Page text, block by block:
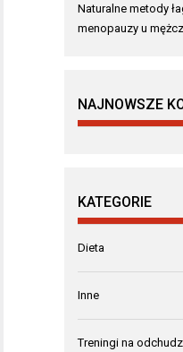
Naturalne metody
menopauzy u
NAJNOWSZE
KATEGORIE
Dieta
Inne
Treningi na